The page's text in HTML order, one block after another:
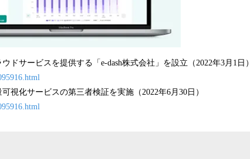
ドサービスを提供する「e-dash株式会社」を設立（2022年3月1日）
視化サービスの第三者検証を実施（2022年6月30日）